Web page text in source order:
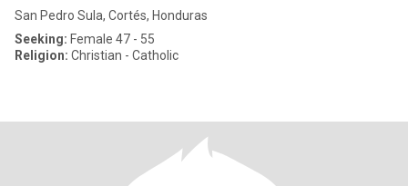
San Pedro Sula, Cortés, Honduras
Seeking: Female 47 - 55
Religion: Christian - Catholic